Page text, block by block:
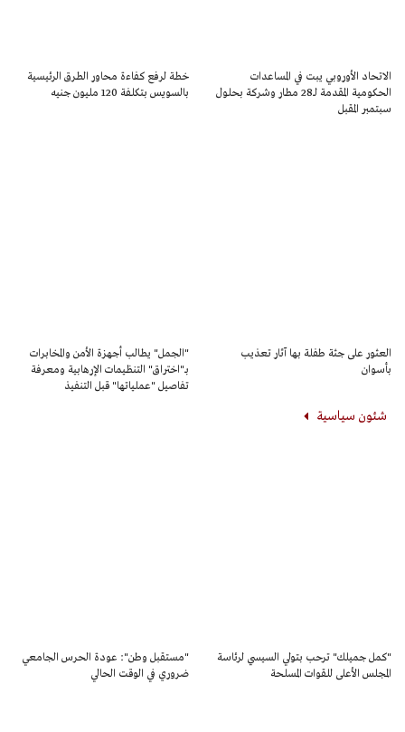
الاتحاد الأوروبي يبت في المساعدات
الحكومية المقدمة لــ28 مطار وشركة بحلول
سبتمبر المقبل
خطة لرفع كفاءة محاور الطرق الرئيسية
بالسويس بتكلفة 120 مليون جنيه
العثور على جثة طفلة بها آثار تعذيب
بأسوان
"الجمل" يطالب أجهزة الأمن والمخابرات
بـ"اختراق" التنظيمات الإرهابية ومعرفة
تفاصيل "عملياتها" قبل التنفيذ
شئون سياسية
"كمل جميلك" ترحب بتولي السيسي لرئاسة
المجلس الأعلى للقوات المسلحة
"مستقبل وطن": عودة الحرس الجامعي
ضروري في الوقت الحالي